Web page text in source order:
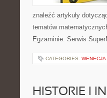
znaleźć artykuły
tematów
Egzaminie. Serwis
CATEGORIES: WENECJA
HISTORIE I